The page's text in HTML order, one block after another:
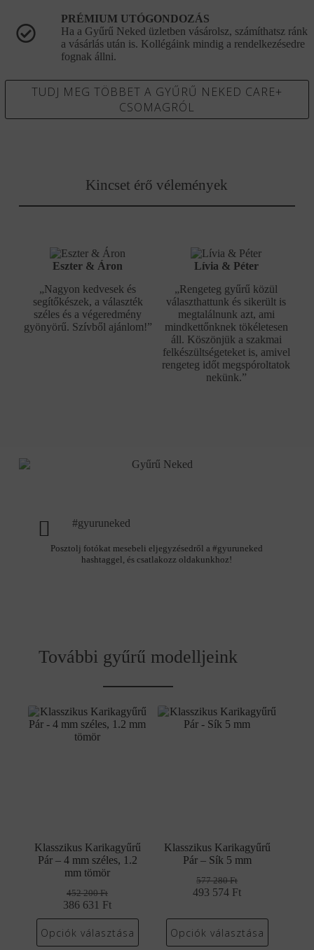
PRÉMIUM UTÓGONDOZÁS
Ha a Gyűrű Neked üzletben vásárolsz, számíthatsz ránk
a vásárlás után is. Kollégáink mindig a rendelkezésedre
fognak állni.
TUDJ MEG TÖBBET A GYŰRŰ NEKED CARE+
CSOMAGRÓL
Kincset érő vélemények
Eszter & Áron
„Nagyon kedvesek és
segítőkészek, a választék
széles és a végeredmény
gyönyörű. Szívből ajánlom!”
Lívia & Péter
„Rengeteg gyűrű közül
választhattunk és sikerült is
megtalálnunk azt, ami
mindkettőnknek tökéletesen
áll. Köszönjük a szakmai
felkészültségeteket is, amivel
rengeteg időt megspóroltatok
nekünk.”
#gyuruneked
Posztolj fotókat mesebeli eljegyzésedről a #gyuruneked
hashtaggel, és csatlakozz oldakunkhoz!
További gyűrű modelljeink
Klasszikus Karikagyűrű
Pár – 4 mm széles, 1.2
mm tömör
452 200Ft
Original
price
was:
452
386 631 Ft
Current
price
is:
386
Opciók választása
Klasszikus Karikagyűrű
Pár – Sík 5 mm
577 280Ft
Original
was:
577
280 Ft.
493 574 Ft
Current
is:
493
574 Ft.
Opciók választása